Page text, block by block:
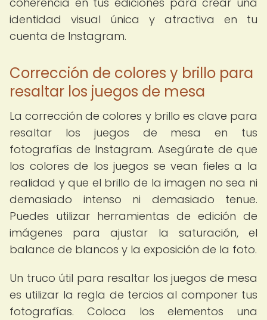
identidad visual única y atractiva en tu
cuenta de Instagram.
Corrección de colores y brillo para
resaltar los juegos de mesa
La corrección de colores y brillo es clave para
resaltar los juegos de mesa en tus
fotografías de Instagram. Asegúrate de que
los colores de los juegos se vean fieles a la
realidad y que el brillo de la imagen no sea ni
demasiado intenso ni demasiado tenue.
Puedes utilizar herramientas de edición de
imágenes para ajustar la saturación, el
balance de blancos y la exposición de la foto.
Un truco útil para resaltar los juegos de mesa
es utilizar la regla de tercios al componer tus
fotografías. Coloca los elementos una